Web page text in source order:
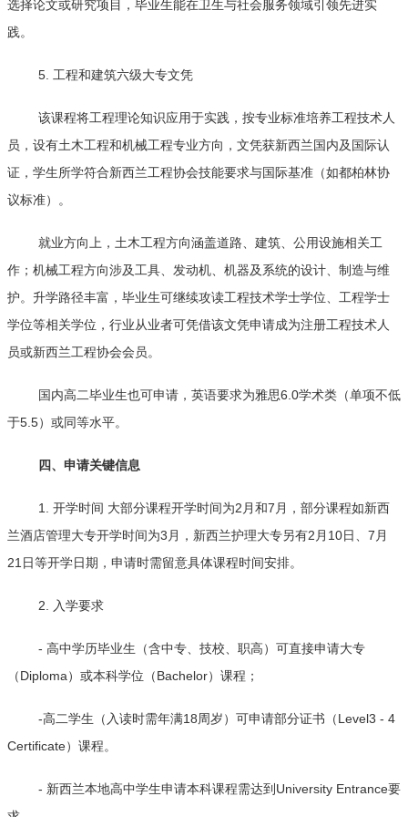
选择论文或研究项目，毕业生能在卫生与社会服务领域引领先进实
践。
5. 工程和建筑六级大专文凭
该课程将工程理论知识应用于实践，按专业标准培养工程技术人
员，设有土木工程和机械工程专业方向，文凭获新西兰国内及国际认
证，学生所学符合新西兰工程协会技能要求与国际基准（如都柏林协
议标准）。
就业方向上，土木工程方向涵盖道路、建筑、公用设施相关工
作；机械工程方向涉及工具、发动机、机器及系统的设计、制造与维
护。升学路径丰富，毕业生可继续攻读工程技术学士学位、工程学士
学位等相关学位，行业从业者可凭借该文凭申请成为注册工程技术人
员或新西兰工程协会会员。
国内高二毕业生也可申请，英语要求为雅思6.0学术类（单项不低
于5.5）或同等水平。
四、申请关键信息
1. 开学时间 大部分课程开学时间为2月和7月，部分课程如新西
兰酒店管理大专开学时间为3月，新西兰护理大专另有2月10日、7月
21日等开学日期，申请时需留意具体课程时间安排。
2. 入学要求
- 高中学历毕业生（含中专、技校、职高）可直接申请大专
（Diploma）或本科学位（Bachelor）课程；
-高二学生（入读时需年满18周岁）可申请部分证书（Level3 - 4
Certificate）课程。
- 新西兰本地高中学生申请本科课程需达到University Entrance要